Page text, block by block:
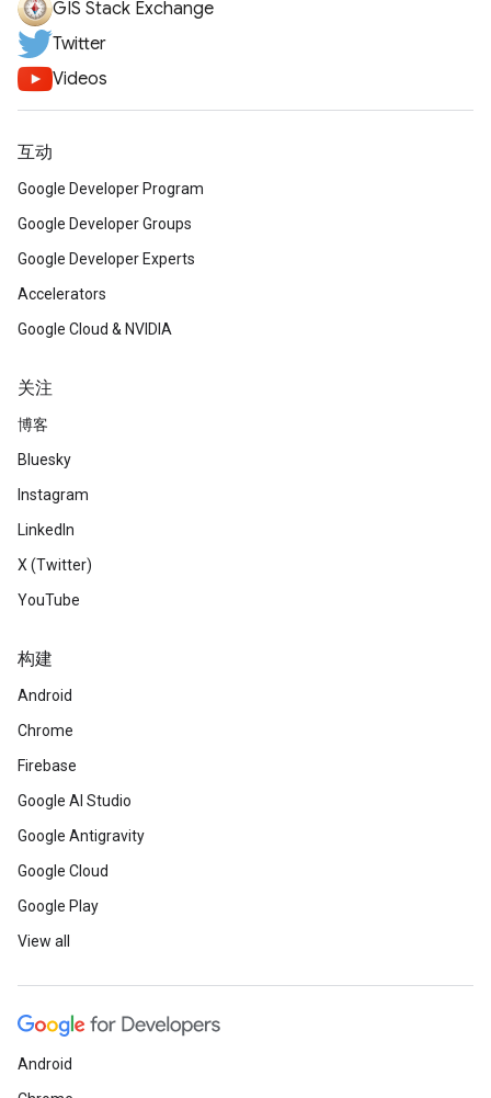
GIS Stack Exchange
Twitter
Videos
互动
Google Developer Program
Google Developer Groups
Google Developer Experts
Accelerators
Google Cloud & NVIDIA
关注
博客
Bluesky
Instagram
LinkedIn
X (Twitter)
YouTube
构建
Android
Chrome
Firebase
Google AI Studio
Google Antigravity
Google Cloud
Google Play
View all
Android